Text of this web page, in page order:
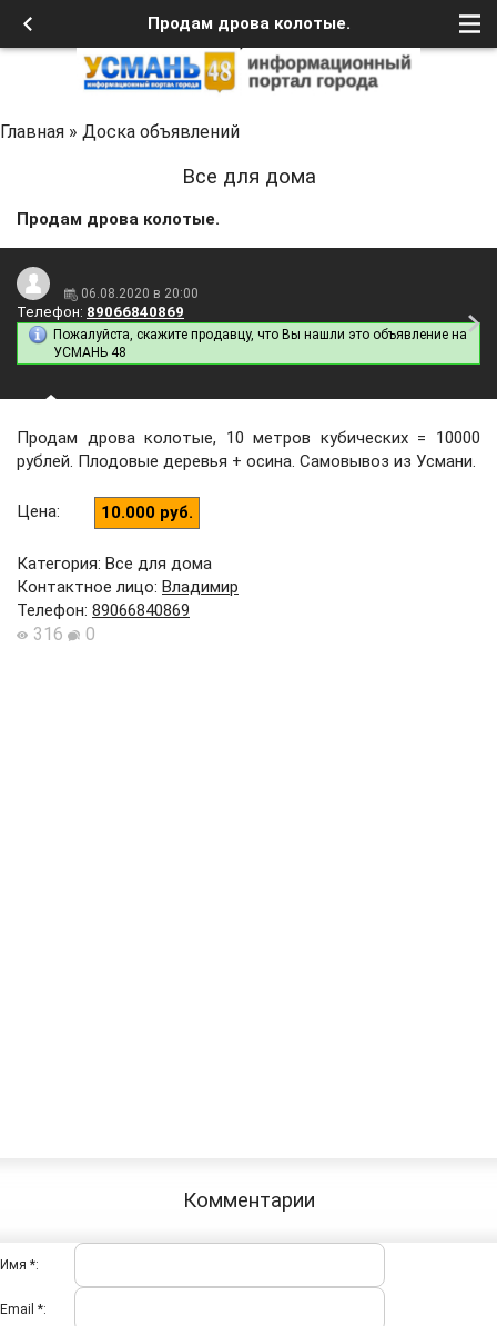
Продам дрова колотые.
Главная » Доска объявлений
Все для дома
Продам дрова колотые.
06.08.2020 в 20:00
Телефон: 89066840869
Пожалуйста, скажите продавцу, что Вы нашли это объявление на
УСМАНЬ 48
Продам дрова колотые, 10 метров кубических = 10000
рублей. Плодовые деревья + осина. Самовывоз из Усмани.
Цена: 10.000 руб.
Категория: Все для дома
Контактное лицо: Владимир
Телефон: 89066840869
316 0
Комментарии
Имя *:
Email *: